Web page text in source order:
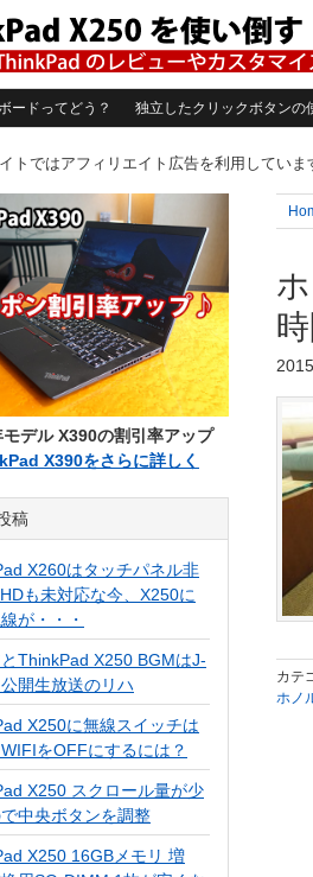
ードってどう？ 独立したクリックボタンの
トではアフィリエイト広告を利用していま
カテ
ホノ
デル X390の割引率アップ
X390をさらに詳しく
稿
X260はタッチパネル非
も未対応な今、X250に
が・・・
ThinkPad X250 BGMはJ-
開生放送のリハ
X250に無線スイッチは
をOFFにするには？
X250 スクロール量が少
中央ボタンを調整
X250 16GBメモリ 増